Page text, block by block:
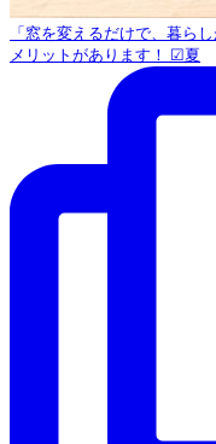
「窓を変えるだけで、暮ら
メリットがあります！ ☑︎夏